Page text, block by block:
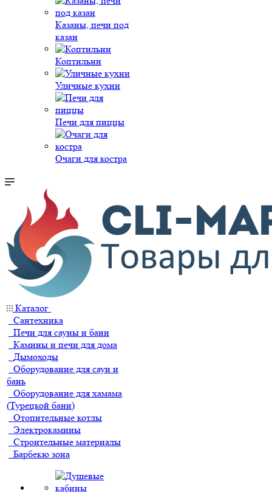
Казаны, печи под
казан
Коптильни
Уличные кухни
Печи для пиццы
Очаги для костра
Каталог
Сантехника
Печи для сауны и бани
Камины и печи для дома
Дымоходы
Оборудование для саун и
бань
Оборудование для хамама
(Турецкой бани)
Отопительные котлы
Электрокамины
Строительные материалы
Барбекю зона